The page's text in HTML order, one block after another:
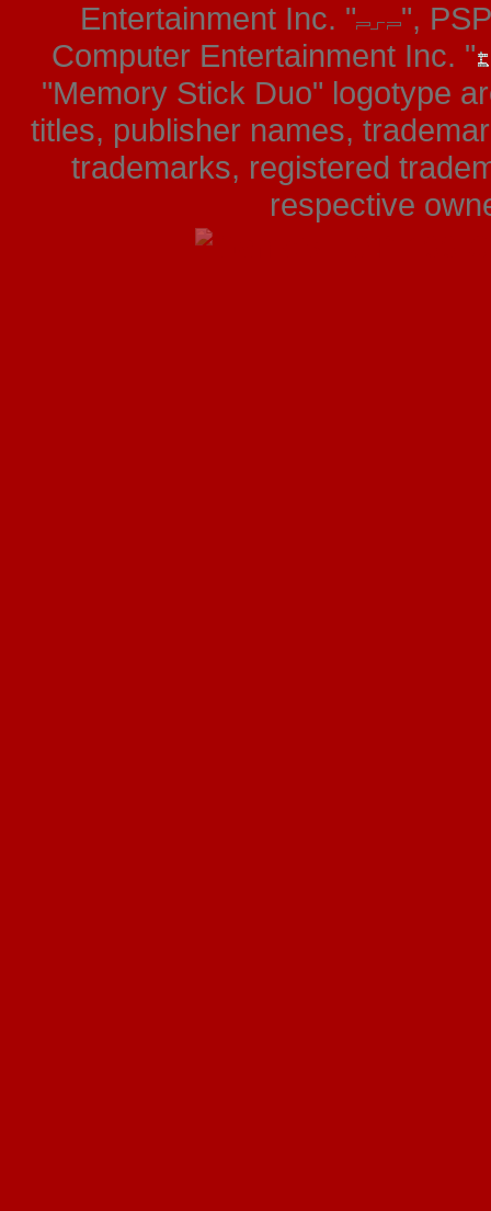
Entertainment Inc. "
",
Computer Entertainment Inc. "
"Memory Stick Duo" logotype
titles, publisher names,
trademarks, registered
respective